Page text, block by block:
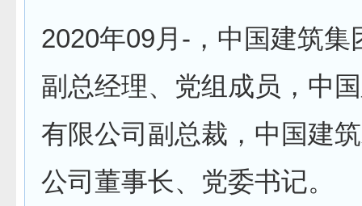
2020年09月-，中国建筑集
副总经理、党组成员，中
有限公司副总裁，中国建
公司董事长、党委书记。